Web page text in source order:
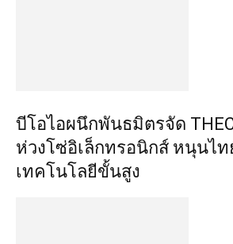
บีโอไอผนึกพันธมิตรจัด
ห่วงโซ่อิเล็กทรอนิกส์ หนุนไ
เทคโนโลยีขั้นสูง